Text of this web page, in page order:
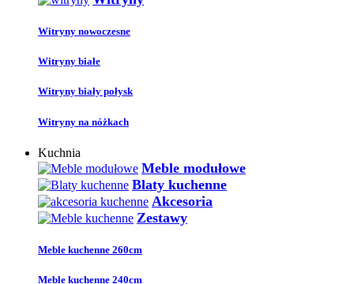
Witryny nowoczesne
Witryny białe
Witryny biały połysk
Witryny na nóżkach
Kuchnia
Meble modułowe
Blaty kuchenne
Akcesoria
Zestawy
Meble kuchenne 260cm
Meble kuchenne 240cm